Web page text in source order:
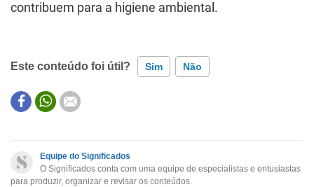
contribuem para a higiene ambiental.
Este conteúdo foi útil? Sim Não
Este conteúdo não tem a informação que procuro
Outro
Equipe do Significados
O Significados conta com uma equipe de especialistas e entusiastas
para produzir, organizar e revisar os conteúdos.